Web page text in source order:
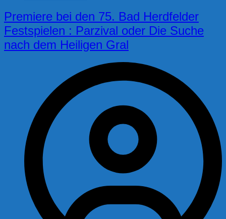
Premiere bei den 75. Bad Herdfelder
Festspielen : Parzival oder Die Suche
nach dem Heiligen Gral